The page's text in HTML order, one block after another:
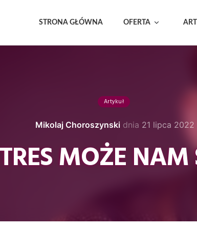
STRONA GŁÓWNA OFERTA
Artykuł
Mikolaj Choroszynskidnia 21 lipca 2022
MOŻE NAM